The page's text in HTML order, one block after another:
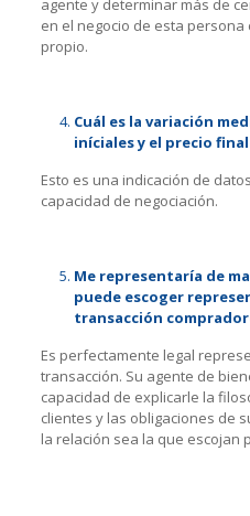
agente y determinar más de
en el negocio de esta
propio.
Cuál es la variación
iníciales y el precio
Esto es una indicación de
capacidad de negociación.
Me representaría de
puede escoger
transacción
Es perfectamente legal
transacción. Su agente de
capacidad de explicarle la
clientes y las obligaciones de
la relación sea la que escojan